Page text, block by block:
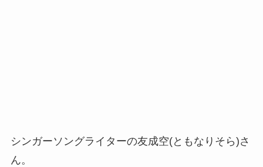
シンガーソングライターの友成空(ともなりそら)さ
ん。